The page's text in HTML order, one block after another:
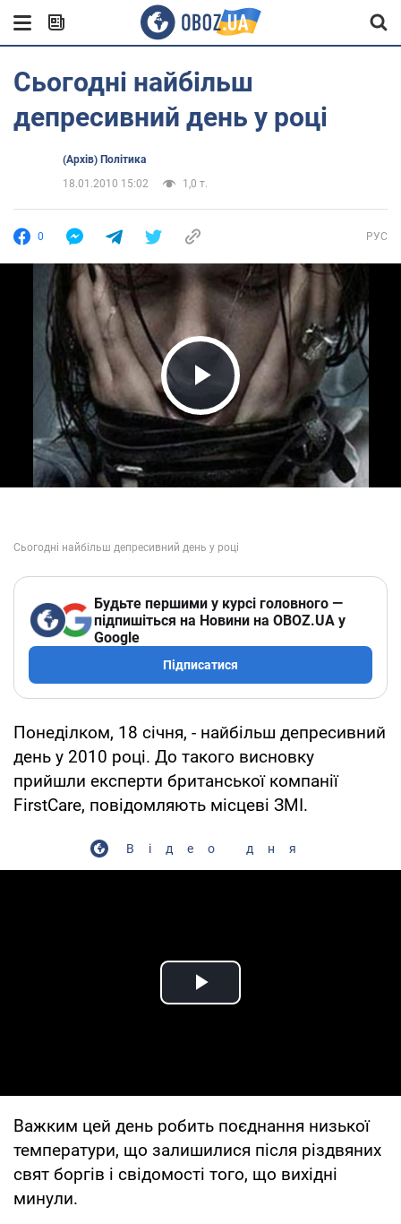
Сьогодні найбільш
депресивний день у році
(Архів) Політика
18.01.2010 15:02
1,0 т.
0 РУС
Play Video
Будьте першими у курсі головного —
підпишіться на Новини на OBOZ.UA у
Google
Підписатися
Понеділком, 18 січня, - найбільш депресивний
день у 2010 році. До такого висновку
прийшли експерти британської компанії
FirstCare, повідомляють місцеві ЗМІ.
Відео дня
Play Video
Важким цей день робить поєднання низької
температури, що залишилися після різдвяних
свят боргів і свідомості того, що вихідні
минули.